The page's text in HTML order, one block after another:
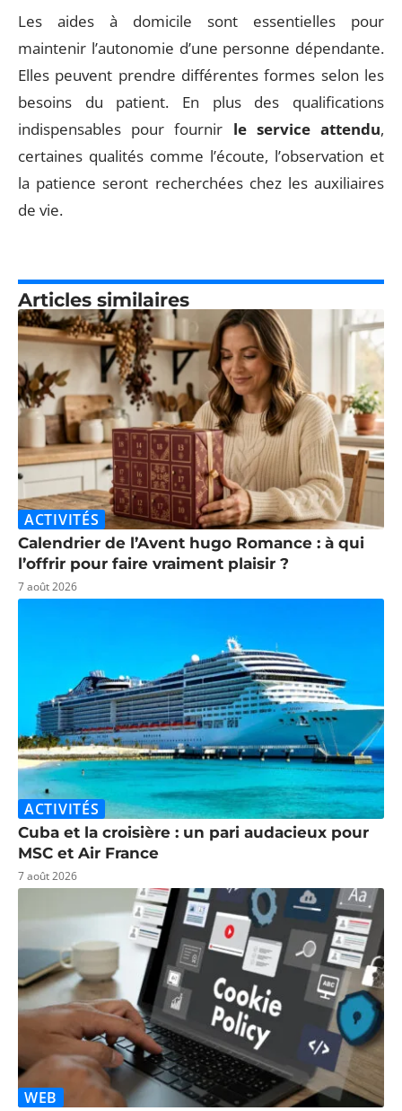
Les aides à domicile sont essentielles pour
maintenir l’autonomie d’une personne dépendante.
Elles peuvent prendre différentes formes selon les
besoins du patient. En plus des qualifications
indispensables pour fournir le service attendu,
certaines qualités comme l’écoute, l’observation et
la patience seront recherchées chez les auxiliaires
de vie.
Articles similaires
ACTIVITÉS
Calendrier de l’Avent hugo Romance : à qui
l’offrir pour faire vraiment plaisir ?
7 août 2026
ACTIVITÉS
Cuba et la croisière : un pari audacieux pour
MSC et Air France
7 août 2026
WEB